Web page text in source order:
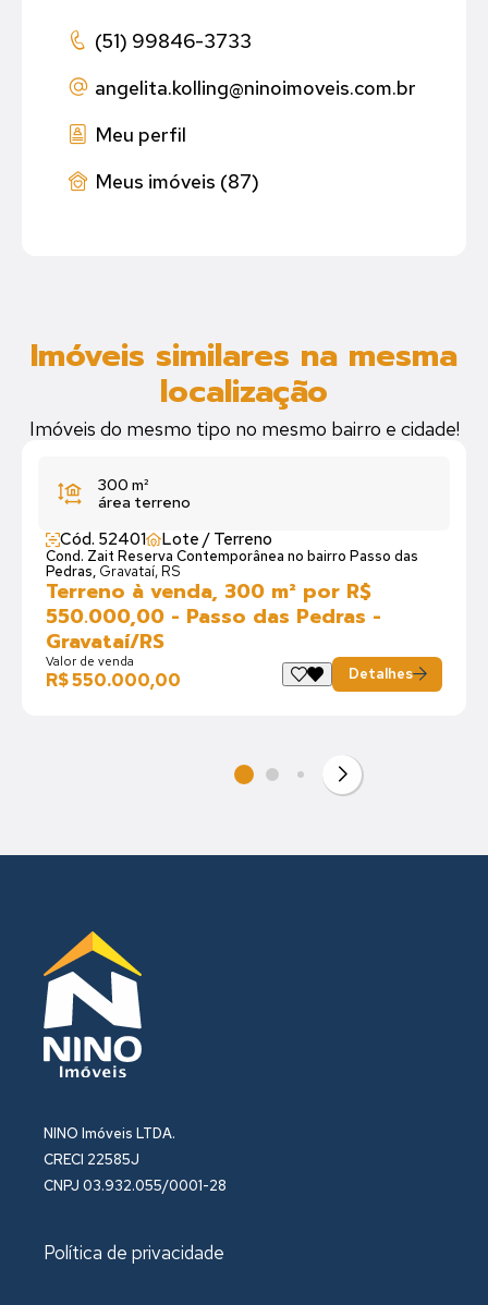
(51) 99846-3733
angelita.kolling@ninoimoveis.com.br
Meu perfil
Meus imóveis (87)
Imóveis similares na mesma
localização
Imóveis do mesmo tipo no mesmo bairro e cidade!
300 m²
área terreno
Cód. 52401 Lote / Terreno
Cond. Zait Reserva Contemporânea no bairro Passo das
Pedras, Gravataí, RS
Terreno à venda, 300 m² por R$
550.000,00 - Passo das Pedras -
Gravataí/RS
Valor de venda
R$ 550.000,00 Detalhes
NINO Imóveis LTDA.
CRECI 22585J
CNPJ 03.932.055/0001-28
Política de privacidade